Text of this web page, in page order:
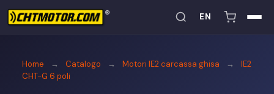
EN
Home → Catalogo → Motori IE2 carcassa ghisa →
IE2
CHT-G 6 poli